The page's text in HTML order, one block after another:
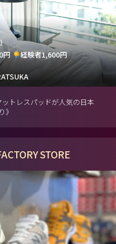
円
経験者1,600円
トレスパッドが人気の日本
》
STORE